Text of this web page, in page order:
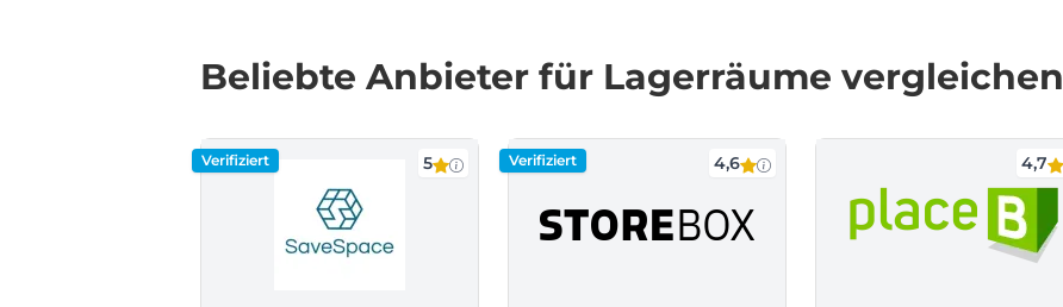
Beliebte Anbieter für Lagerräume vergleichen
Verifiziert 5 Verifiziert 4,6 4,7